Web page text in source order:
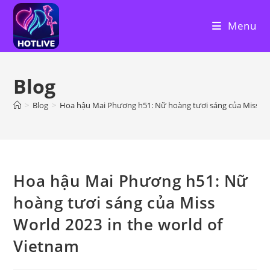
Skip
content
Menu
Blog
> Blog > Hoa hậu Mai Phương h51: Nữ hoàng tươi sáng của Miss
Hoa hậu Mai Phương h51: Nữ
hoàng tươi sáng của Miss
World 2023 in the world of
Vietnam